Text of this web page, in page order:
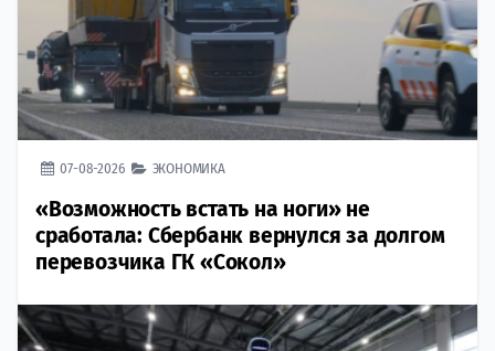
07-08-2026 ЭКОНОМИКА
«Возможность встать на ноги» не
сработала: Сбербанк вернулся за долгом
перевозчика ГК «Сокол»